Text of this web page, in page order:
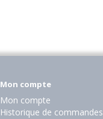
Mon compte
Mon compte
Historique de commandes